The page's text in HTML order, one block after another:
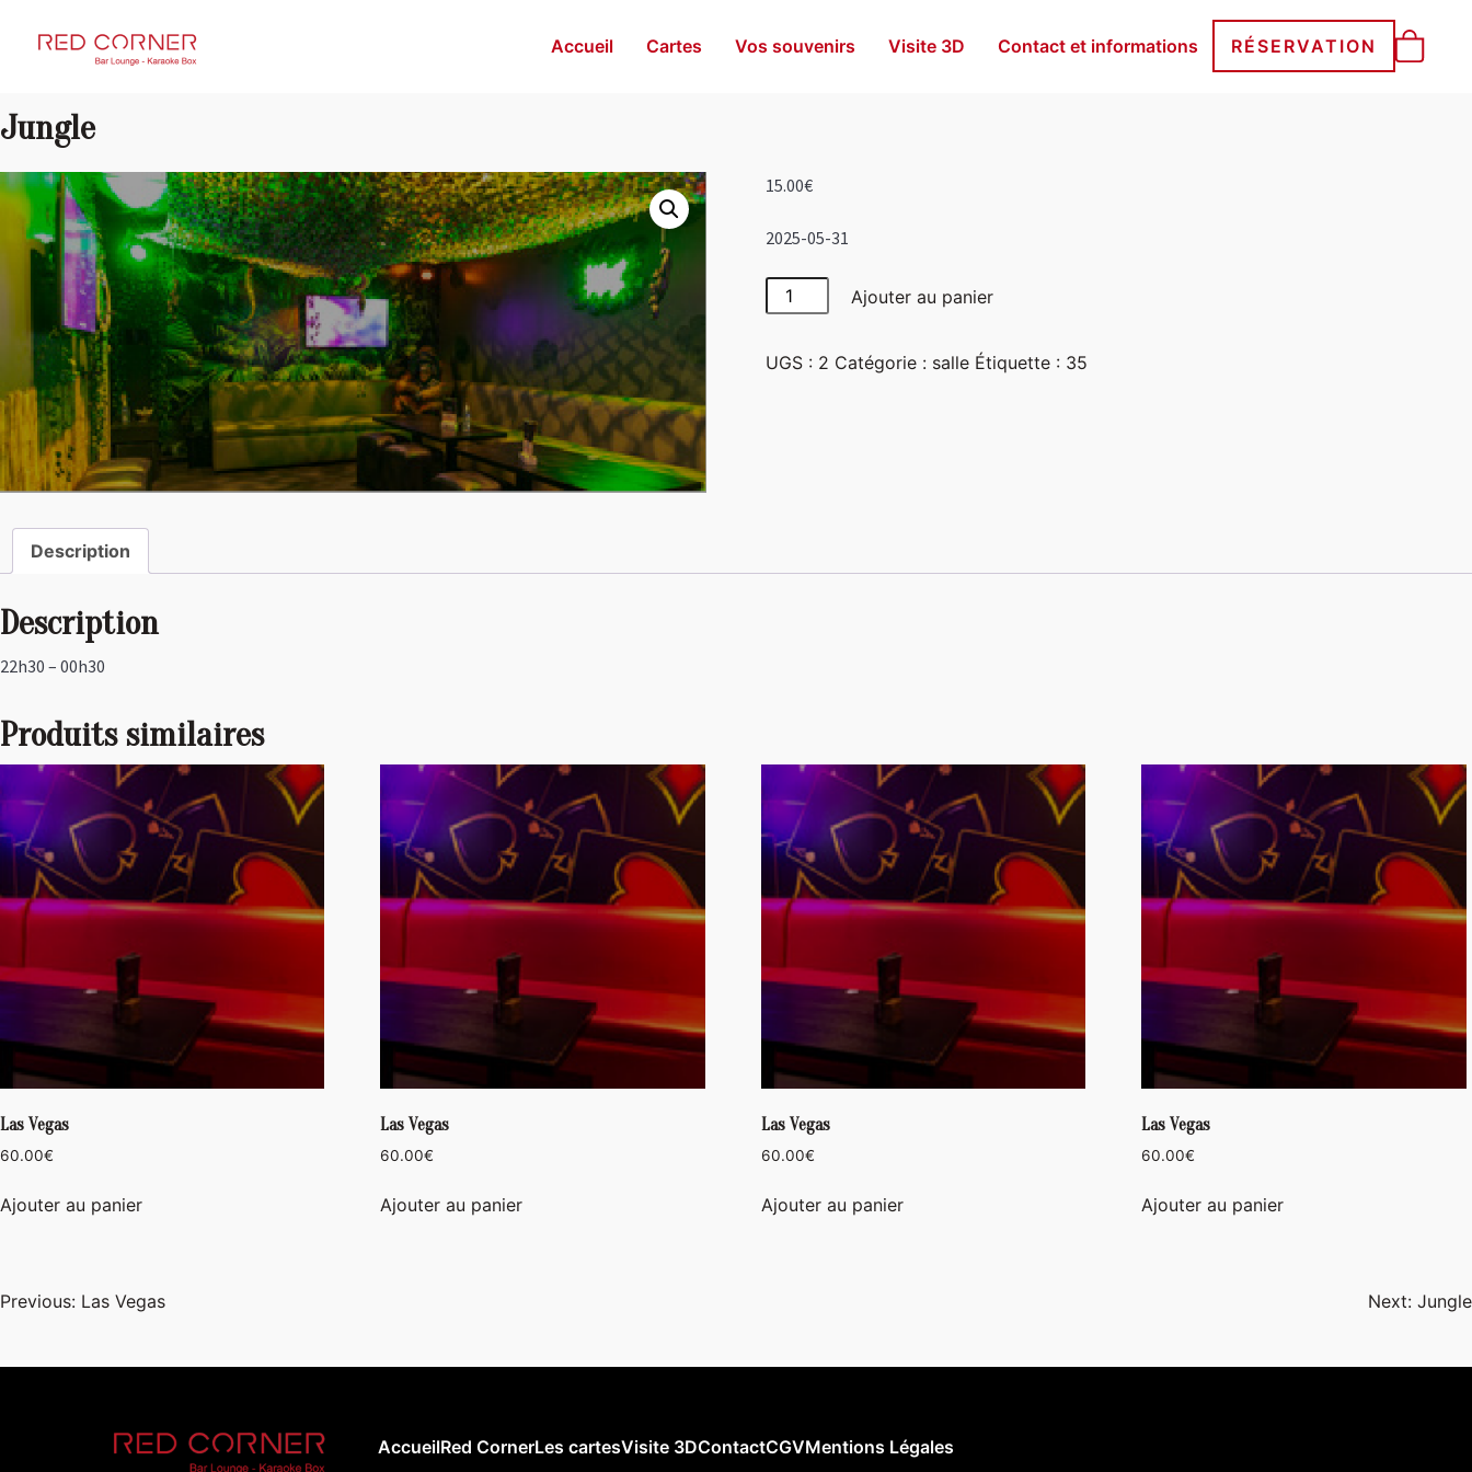
RED CORNER Accueil Cartes Vos souvenirs Visite 3D Contact et informations RÉSERVATION
Jungle
15.00€
2025-05-31
quantité
de
Ajouter au panier
UGS : 2 Catégorie : salle Étiquette : 35
Description
Description
22h30 – 00h30
Produits similaires
Las Vegas
60.00€
Ajouter au panier
Las Vegas
60.00€
Ajouter au panier
Las Vegas
60.00€
Ajouter au panier
Las Vegas
60.00€
Ajouter au panier
Navigation
Previous: Las Vegas Next: Jungle
AccueilRed CornerLes cartesVisite 3DContactCGVMentions Légales